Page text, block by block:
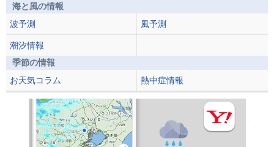
海と風の情報
波予測
風予測
潮汐情報
季節の情報
お天気コラム
熱中症情報